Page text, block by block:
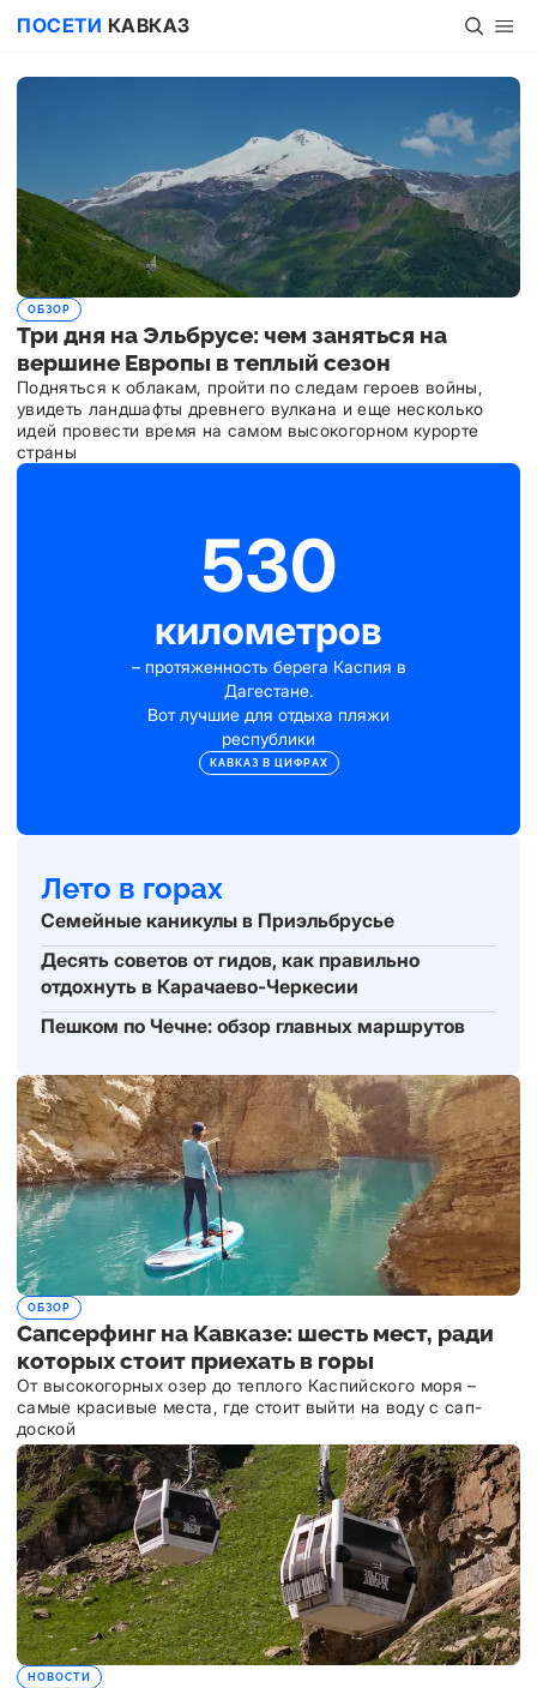
ПОСЕТИ КАВКАЗ
ОБЗОР
Три дня на Эльбрусе: чем заняться на
вершине Европы в теплый сезон
Подняться к облакам, пройти по следам героев войны,
увидеть ландшафты древнего вулкана и еще несколько
идей провести время на самом высокогорном курорте
страны
530
километров
– протяженность берега Каспия в
Дагестане.
Вот лучшие для отдыха пляжи
республики
КАВКАЗ В ЦИФРАХ
Лето в горах
Семейные каникулы в Приэльбрусье
Десять советов от гидов, как правильно
отдохнуть в Карачаево-Черкесии
Пешком по Чечне: обзор главных маршрутов
ОБЗОР
Сапсерфинг на Кавказе: шесть мест, ради
которых стоит приехать в горы
От высокогорных озер до теплого Каспийского моря –
самые красивые места, где стоит выйти на воду с сап-
доской
НОВОСТИ